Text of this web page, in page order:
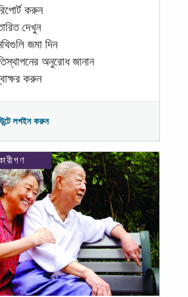
করুন
দেখুন
জমা দিন
অনুরোধ জানান
করুন
লগইন করুন